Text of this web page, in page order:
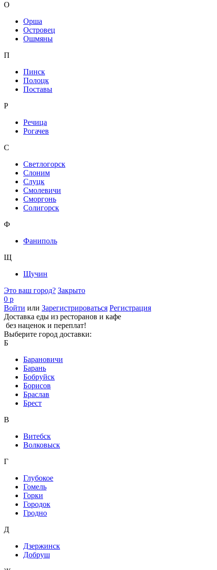
О
Орша
Островец
Ошмяны
П
Пинск
Полоцк
Поставы
Р
Речица
Рогачев
С
Светлогорск
Слоним
Слуцк
Смолевичи
Сморгонь
Солигорск
Ф
Фаниполь
Щ
Щучин
Это ваш город? Закрыто
0 р
Войти или Зарегистрироваться Регистрация
Доставка еды из ресторанов и кафе
без наценок и переплат!
Выберите город доставки:
Б
Барановичи
Барань
Бобруйск
Борисов
Браслав
Брест
В
Витебск
Волковыск
Г
Глубокое
Гомель
Горки
Городок
Гродно
Д
Дзержинск
Добруш